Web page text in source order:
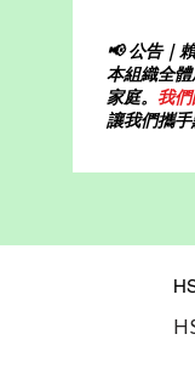
📢 公告｜
本組織全
家庭。 我
讓我們攜